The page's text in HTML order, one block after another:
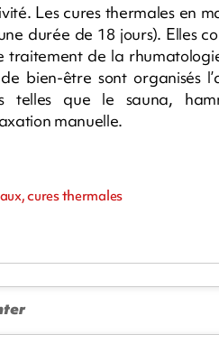
Les cures thermales en
durée de 18 jours). Elles
de la
bien-être sont organisés
telles que le sauna,
manuelle.
cures thermales